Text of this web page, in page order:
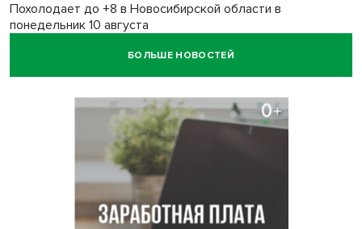
Похолодает до +8 в Новосибирской области в
понедельник 10 августа
Высокая пожароопасность IV класса на 4 дня объявлена в
Двойня выдрят родилась в семействе куньих
Новосибирского зоопарка
Гриб-зомби обнаружен в лесу у села Дубровино под
Новосибирском
БОЛЬШЕ НОВОСТЕЙ